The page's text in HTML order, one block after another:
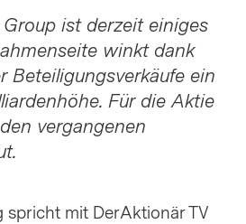
ist derzeit einiges
winkt dank
Beteiligungsverkäufe ein
Für die Aktie
vergangenen
spricht mit DerAktionär TV